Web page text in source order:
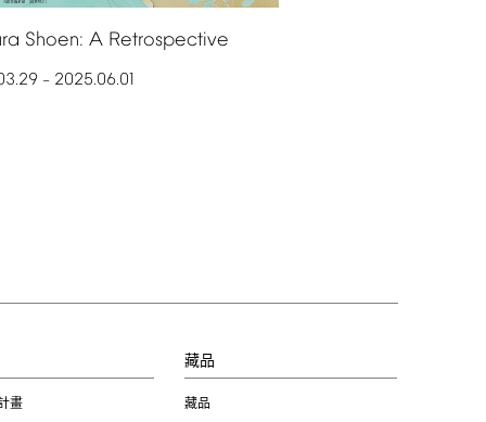
Shoen: A Retrospective
– 2025.06.01
畫
藏品
藏品